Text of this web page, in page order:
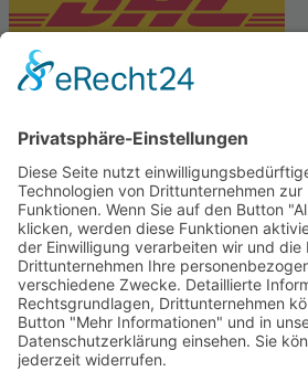
Tekal – Textile Lebensqualität
Exklusive moderne & Orientteppiche
Feuerwerk XXL
Pyrotechnik online bestellen
© Stadtmühle Waldenbuch 2026